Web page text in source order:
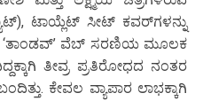
ಟಾಯ್ಲೆಟ್ ಸೀಟ್ ಕವರ್‌ಗಳನ್ನು
‘ತಾಂಡವ್’ ವೆಬ್ ಸರಣಿಯ ಮೂಲಕ
ತೀವ್ರ ಪ್ರತಿರೋಧದ ನಂತರ
ಕೇವಲ ವ್ಯಾಪಾರ ಲಾಭಕ್ಕಾಗಿ